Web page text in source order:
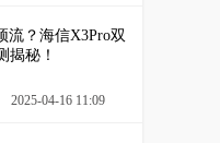
流？海信X3Pro双
揭秘！
2025-04-16 11:09